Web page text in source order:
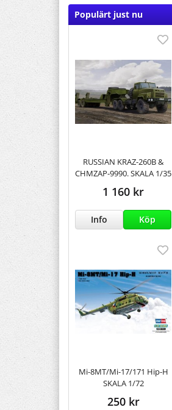
Populärt just nu
RUSSIAN KRAZ-260B &
CHMZAP-9990. SKALA 1/35
1 160 kr
Info Köp
Mi-8MT/Mi-17/171 Hip-H
SKALA 1/72
250 kr